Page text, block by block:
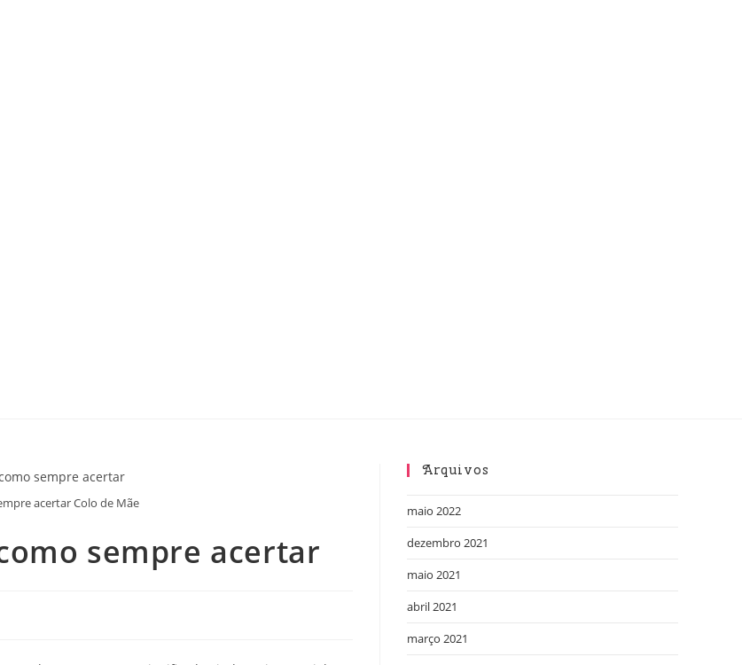
acertar Colo de Mãe
sempre acertar
Arquivos
maio 2022
dezembro 2021
maio 2021
abril 2021
março 2021